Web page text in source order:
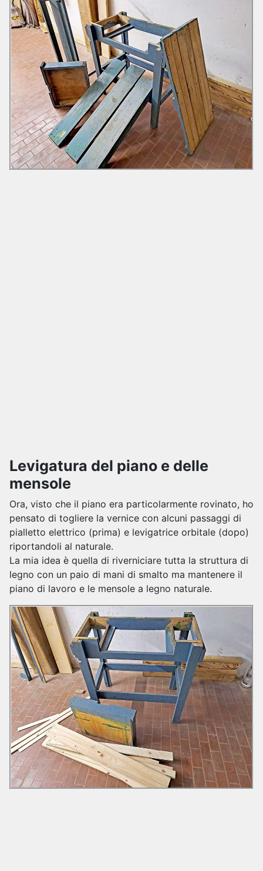
Levigatura del piano e delle
mensole
Ora, visto che il piano era particolarmente rovinato, ho
pensato di togliere la vernice con alcuni passaggi di
pialletto elettrico (prima) e levigatrice orbitale (dopo)
riportandoli al naturale.
La mia idea è quella di riverniciare tutta la struttura di
legno con un paio di mani di smalto ma mantenere il
piano di lavoro e le mensole a legno naturale.